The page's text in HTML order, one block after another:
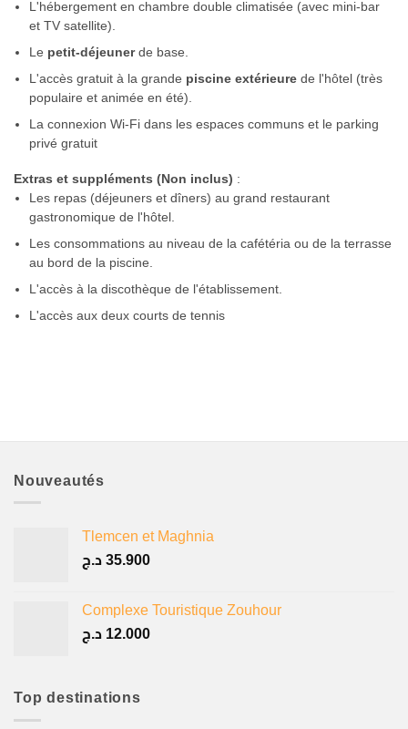
L'hébergement en chambre double climatisée (avec mini-bar
et TV satellite).
Le petit-déjeunerde base.
L'accès gratuit à la grande piscine extérieure de l'hôtel (très
populaire et animée en été).
La connexion Wi-Fi dans les espaces communs et le parking
privé gratuit
Extras et suppléments (Non inclus) :
Les repas (déjeuners et dîners) au grand restaurant
gastronomique de l'hôtel.
Les consommations au niveau de la cafétéria ou de la terrasse
au bord de la piscine.
L'accès à la discothèque de l'établissement.
L'accès aux deux courts de tennis
Nouveautés
Tlemcen et Maghnia
35.900 د.ج
Complexe Touristique Zouhour
12.000 د.ج
Top destinations